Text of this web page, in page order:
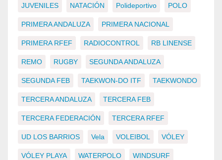
JUVENILES NATACIÓN Polideportivo POLO
PRIMERA ANDALUZA PRIMERA NACIONAL
PRIMERA RFEF RADIOCONTROL RB LINENSE
REMO RUGBY SEGUNDA ANDALUZA
SEGUNDA FEB TAEKWON-DO ITF TAEKWONDO
TERCERA ANDALUZA TERCERA FEB
TERCERA FEDERACIÓN TERCERA RFEF
UD LOS BARRIOS Vela VOLEIBOL VÓLEY
VÓLEY PLAYA WATERPOLO WINDSURF